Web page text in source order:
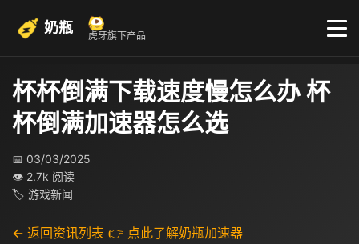
奶瓶 虎牙旗下产品
杯杯倒满下载速度慢怎么办 杯
杯倒满加速器怎么选
📅 03/03/2025
👁 2.7k 阅读
🏷 游戏新闻
← 返回资讯列表 👉 点此了解奶瓶加速器